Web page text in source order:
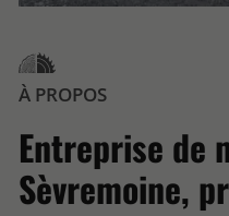
À PROPOS
Entreprise de
Sèvremoine,